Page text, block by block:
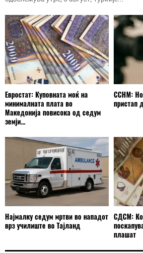
Евростат: Куповната моќ на
минималната плата во
Македонија повисока од седум
земји...
ССНМ:
пристап
Најмалку седум мртви во нападот
врз училиште во Тајланд
СДСМ:
плашат